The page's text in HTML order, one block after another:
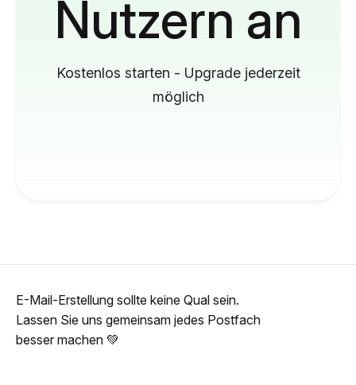
Nutzern an
Kostenlos starten - Upgrade jederzeit
möglich
E-Mail-Erstellung sollte keine Qual sein.
Lassen Sie uns gemeinsam jedes Postfach
besser machen 💚